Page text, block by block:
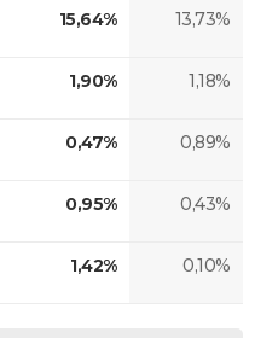
15,64% 13,73%
1,90% 1,18%
0,47% 0,89%
0,95% 0,43%
1,42% 0,10%